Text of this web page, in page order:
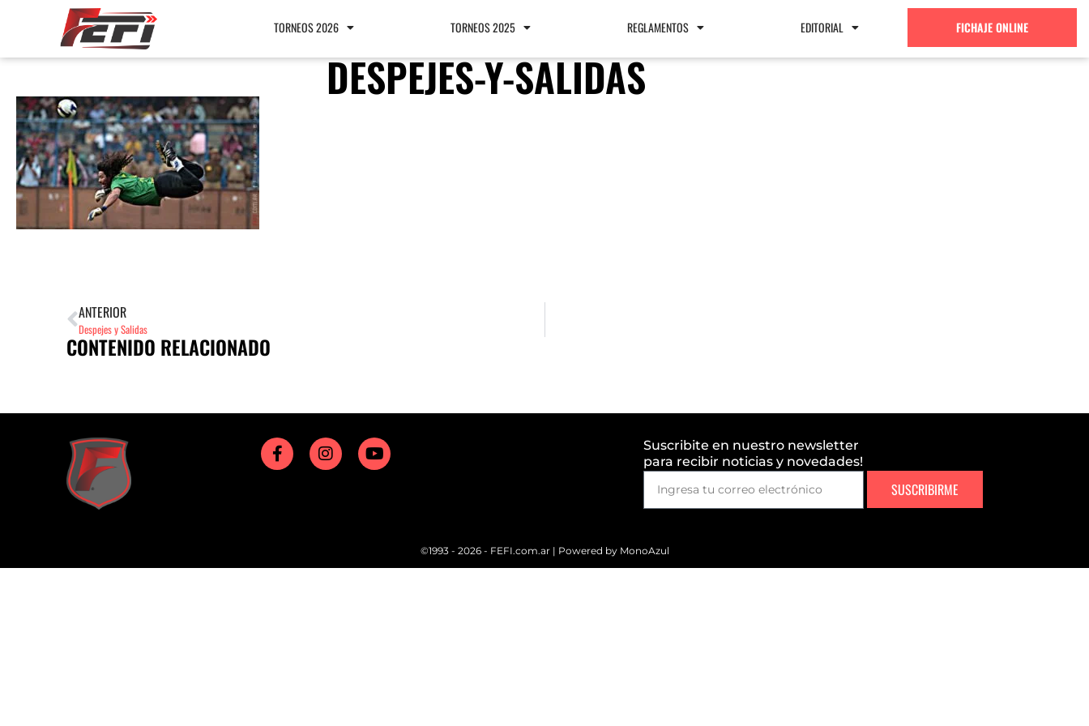
TORNEOS 2026 TORNEOS 2025 REGLAMENTOS EDITORIAL FICHAJE ONLINE
DESPEJES-Y-SALIDAS
ANTERIOR
Despejes y Salidas
CONTENIDO RELACIONADO
Suscribite en nuestro newsletter
para recibir noticias y novedades!
SUSCRIBIRME
©1993 - 2026 - FEFI.com.ar | Powered by MonoAzul